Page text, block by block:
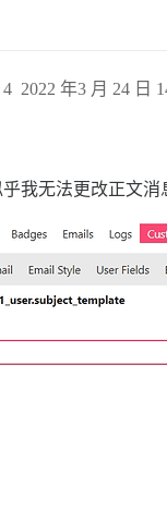
2022 年3 月 24 日
4
我无法更改正文消